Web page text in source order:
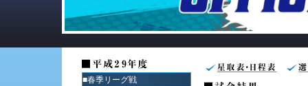
■春季リーグ戦